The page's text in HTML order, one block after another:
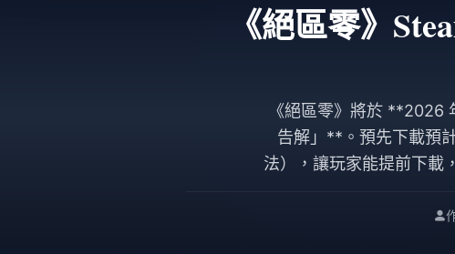
《絕區零》
《絕區零》將於 **2026
告解」**。預先下載預
法），讓玩家能提前下載
約 **45